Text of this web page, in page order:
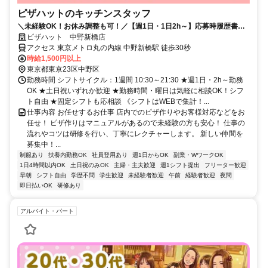
ピザハットのキッチンスタッフ
＼未経験OK！お休み調整も可！／【週1日・1日2h～】応募時履歴書不
要！ピザハット 中野新橋店
アクセス 東京メトロ丸の内線 中野新橋駅 徒歩30秒
時給1,500円以上
東京都東京23区中野区
勤務時間 シフトサイクル：1週間 10:30～21:30 ★週1日・2h～勤務
OK ★土日祝いずれか歓迎 ★勤務時間・曜日は気軽に相談OK！シフ
ト自由 ★固定シフトも応相談 《シフトはWEBで集計！...
仕事内容 お任せするお仕事 店内でのピザ作りやお客様対応などをお
任せ！ ピザ作りはマニュアルがあるので未経験の方も安心！ 仕事の
流れやコツは研修を行い、丁寧にレクチャーします。 新しい仲間を
募集中！...
制服あり 扶養内勤務OK 社員登用あり 週1日からOK
副業・WワークOK
1日4時間以内OK
土日祝のみOK 主婦・主夫歓迎 週1シフト提出
フリーター歓迎
早朝
シフト自由 学歴不問 学生歓迎 未経験者歓迎 午前 経験者歓迎
夜間
即日払いOK
研修あり
アルバイト・パート